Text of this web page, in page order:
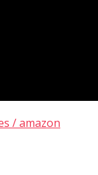
/ amazon